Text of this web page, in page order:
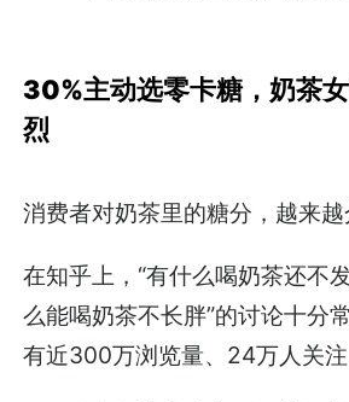
30%主动选零卡糖，奶茶
烈
消费者对奶茶里的糖分，越来越
在知乎上，“有什么喝奶茶还不
么能喝奶茶不长胖”的讨论十分
有近300万浏览量、24万人关注